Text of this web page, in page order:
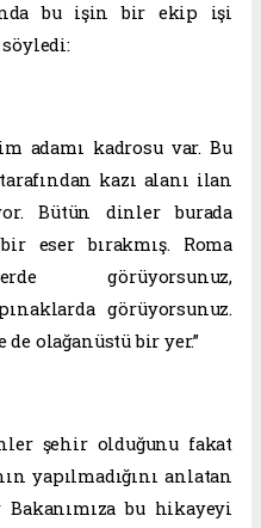
bu işin bir ekip işi
adamı kadrosu var. Bu
kazı alanı ilan
Bütün dinler burada
eser bırakmış. Roma
görüyorsunuz,
görüyorsunuz.
olağanüstü bir yer.”
şehir olduğunu fakat
yapılmadığını anlatan
bu hikayeyi